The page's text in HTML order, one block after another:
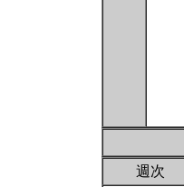
週次